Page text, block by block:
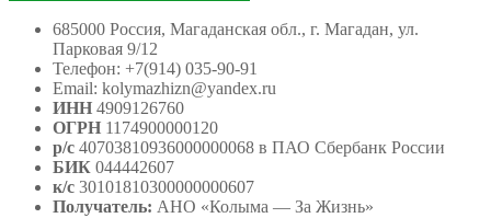
685000 Россия, Магаданская обл., г. Магадан, ул.
Парковая 9/12
Телефон: +7(914) 035-90-91
Email: kolymazhizn@yandex.ru
ИНН 4909126760
ОГРН 1174900000120
р/с 40703810936000000068 в ПАО Сбербанк России
БИК 044442607
к/с 30101810300000000607
Получатель: АНО «Колыма — За Жизнь»